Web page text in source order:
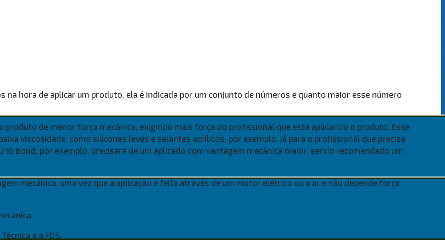
na hora de aplicar um produto, ela é indicada por um conjunto de números e quanto maior esse número
produto de menor força mecânica, exigindo mais força do profissional que está aplicando o produto. Esse
viscosidade, como silicones leves e selantes acrílicos, por exemplo, já para o profissional que precisa
55 Bond, por exemplo, precisará de um aplicado com vantagem mecânica maior, sendo recomendado um
mecânica, uma vez que a aplicação é feita através de um motor elétrico ou a ar e não depende força
e a FDS.